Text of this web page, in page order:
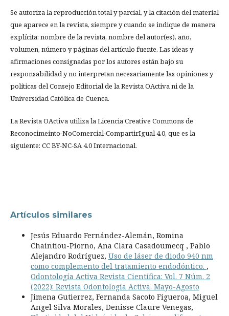
Se autoriza la reproducción total y parcial, y la citación del material
que aparece en la revista, siempre y cuando se indique de manera
explícita: nombre de la revista, nombre del autor(es), año,
volumen, número y páginas del artículo fuente. Las ideas y
afirmaciones consignadas por los autores están bajo su
responsabilidad y no interpretan necesariamente las opiniones y
políticas del Consejo Editorial de la Revista OActiva ni de la
Universidad Católica de Cuenca.
La Revista OActiva utiliza la Licencia Creative Commons de
Reconocimeinto-NoComercial-CompartirIgual 4.0, que es la
siguiente: CC BY-NC-SA 4.0 Internacional.
Artículos similares
Jesús Eduardo Fernández-Alemán, Romina
Chaintiou-Piorno, Ana Clara Casadoumecq , Pablo
Alejandro Rodríguez, Uso de láser de diodo 940 nm
como complemento del tratamiento endodóntico. ,
Odontología Activa Revista Científica: Vol. 7 Núm. 2
(2022): Revista Odontología Activa. Mayo-Agosto
Jimena Gutierrez, Fernanda Sacoto Figueroa, Miguel
Angel Silva Morales, Denisse Claure Venegas,